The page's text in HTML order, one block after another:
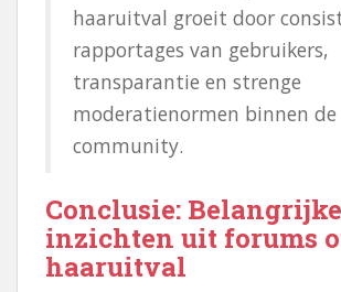
haaruitval groeit door
rapportages van gebruikers,
transparantie en strenge
moderatienormen binnen de
community.
Conclusie: Belangrijke
inzichten uit forums
haaruitval